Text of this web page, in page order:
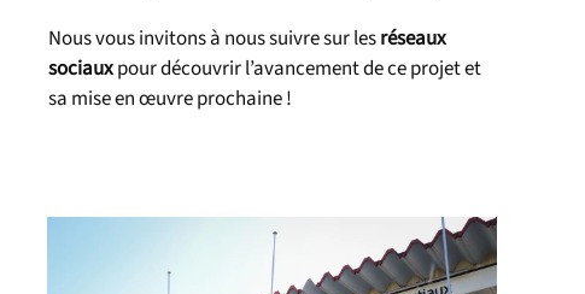
Nous vous invitons à nous suivre sur lesréseaux
sociauxpour découvrir l’avancement de ce projet et
sa mise en œuvre prochaine !